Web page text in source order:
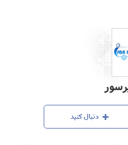
دنبال کنید